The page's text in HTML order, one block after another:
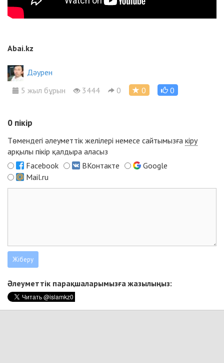
Abai.kz
Дәурен
5 жыл бұрын
3444 0 0 0
0 пікір
Төмендегі әлеуметтік желілері немесе сайтымызға кіру
арқылы пікір қалдыра аласыз
Facebook
ВКонтакте
Google
Mail.ru
Әлеуметтік парақшаларымызға жазылыңыз: